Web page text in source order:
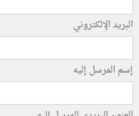
البريد الإلكتروني
إسم المرسل إليه